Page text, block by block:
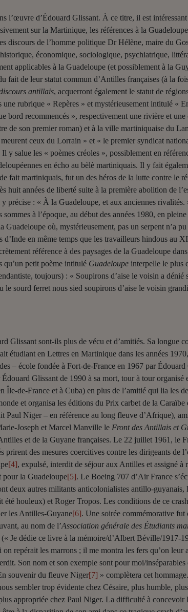
l’œuvre d’Édouard Glissant. À ce titre, il est
sur la Martinique, les références à la
discours de l’homme politique Dr Hélène, maire du
économique, sociologique, psychiatrique,
applicables à la Guadeloupe (et possiblement à la
fait de leur statut commun d’Antilles françaises (à la
antillais, acquerront également le statut de
rubrique « Repères » et mystérieusement intitulé «
bord recommencés », respectivement une rivière et
de son premier roman) et à la ville martiniquaise du
ceux du Lorrain » et « le premier syndicat
y salue les « poèmes créoles », possiblement en
en écho au bèlè martiniquais. Il y fait
fait martiniquais, fut un des héros de la lutte contre le
huit années de liberté suite à la première abolition de
y précise : « À la Guadeloupe, et aux anciennes
à l’époque, au début des années 1980, en
Guadeloupe où, mystérieusement, pas un serpent n’a
d’Inde en même temps que les travailleurs hindous au
référence à des paysages de la Guadeloupe
qu’un petit poème intitulé Guadeloupe interpelle le plus
toujours) : « Soupirons d’aise le voisin a
le sourd ferret nous sied soupirons d’aise le voisin
Glissant sont-ils plus de vécu et d’amitiés. Sa longue
étudiant en Lettres en Martinique dans les années
– école fondée à Fort-de-France en 1967 par
Glissant de 1990 à sa mort, tour à tour
Île-de-France et à Cuba) en plus de l’amitié qui lia les
et organisa les éditions du Prix carbet de la
Paul Niger – en référence au long fleuve d’Afrique),
Joseph et Marcel Manville le Front des Antillais et
et de la Guyane françaises. Le 22 juillet 1961, le
prirent des mesures coercitives contre les dirigeants de
[4], expulsé, interdit de séjour aux Antilles et assigné
pour la Guadeloupe[5]. Le Boeing 707 d’Air France
deux autres militants anticolonialistes antillo-
été houleux) et Roger Tropos. Les conditions de ce
les Antilles-Guyane[6]. Une soirée commémorative fut
au nom de l’Association générale des Étudiants
Je dédie ce livre à la mémoire/d’Albert Béville/1917-
repérait les marrons ; il me montra les fers qu’on
Son nom et son exemple sont pour moi/
souvenir du fleuve Niger[7] » complètera cet
sembler trop évidente chez Césaire, plus humble,
appropriée chez Paul Niger. La difficulté à